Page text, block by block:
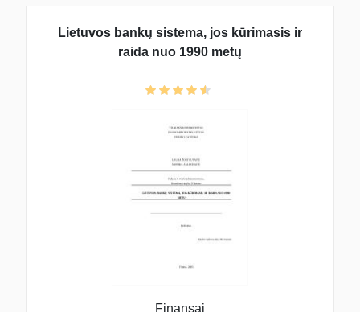
Lietuvos bankų sistema, jos kūrimasis ir
raida nuo 1990 metų
Finansai